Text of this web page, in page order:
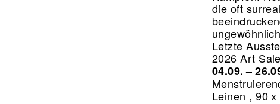
die oft
Letzte
2026 Art
04.09. –
Leinen , 90 x